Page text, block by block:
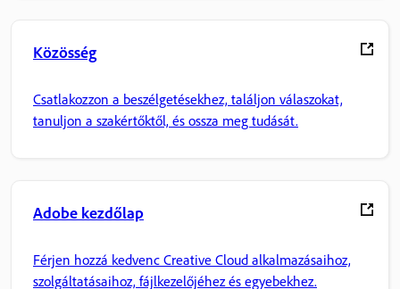
Közösség
Csatlakozzon a beszélgetésekhez, találjon válaszokat,
tanuljon a szakértőktől, és ossza meg tudását.
Adobe kezdőlap
Férjen hozzá kedvenc Creative Cloud alkalmazásaihoz,
szolgáltatásaihoz, fájlkezelőjéhez és egyebekhez.